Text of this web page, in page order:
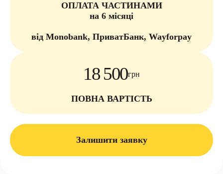
ОПЛАТА ЧАСТИНАМИ
на 6 місяці
від Monobank, ПриватБанк, Wayforpay
18 500грн
ПОВНА ВАРТІСТЬ
Залишити заявку